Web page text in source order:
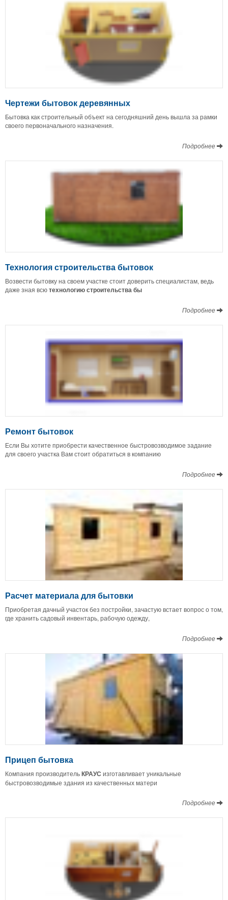
Чертежи бытовок деревянных
Бытовка как строительный объект на сегодняшний день вышла за рамки
своего первоначального назначения.
Подробнее
Технология строительства бытовок
Возвести бытовку на своем участке стоит доверить специалистам, ведь
даже зная всютехнологию строительства бы
Подробнее
Ремонт бытовок
Если Вы хотите приобрести качественное быстровозводимое задание
для своего участка Вам стоит обратиться в компанию
Подробнее
Расчет материала для бытовки
Приобретая дачный участок без постройки, зачастую встает вопрос о том,
где хранить садовый инвентарь, рабочую одежду,
Подробнее
Прицеп бытовка
Компания производительКРАУС изготавливает уникальные
быстровозводимые здания из качественных матери
Подробнее